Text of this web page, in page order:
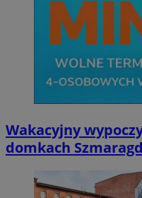
Wakacyjny
domkach